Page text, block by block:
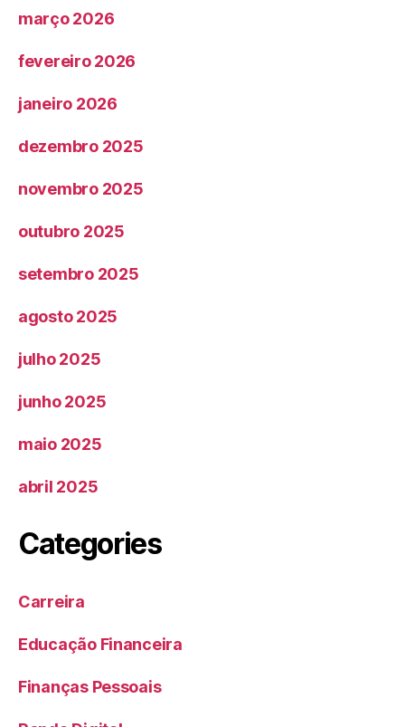
março 2026
fevereiro 2026
janeiro 2026
dezembro 2025
novembro 2025
outubro 2025
setembro 2025
agosto 2025
julho 2025
junho 2025
maio 2025
abril 2025
Categories
Carreira
Educação Financeira
Finanças Pessoais